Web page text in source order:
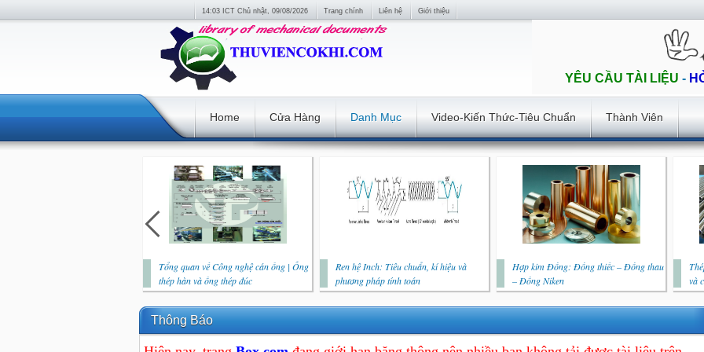
14:03 ICT Chủ nhật, 09/08/2026 Trang chính Liên hệ Giới thiệu
YÊU CẦU TÀI LIỆU -
Home Cửa Hàng Danh Mục Video-Kiến Thức-Tiêu Chuẩn Thành Viên
Tổng quan về Công nghệ cán ống | Ống
thép hàn và ống thép đúc
Ren hệ Inch: Tiêu chuẩn, kí hiệu và
phương pháp tính toán
Hợp kim Đồng: Đồng thiếc – Đồng thau
– Đồng Niken
và
Thông Báo